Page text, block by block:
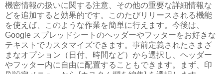
機密情報の扱いに関する注意、その他の重要な詳細情報な
どを追加すると効果的です。このたびリリースされる機能
を使えば、このような作業を簡単に行えます。今後は、
Google スプレッドシートのヘッダーやフッターをお好きな
テキストでカスタマイズできます。事前定義されたさまざ
まなオプション（日付、時間など）から選択し、ヘッダー
やフッター内に自由に配置することもできます。まず、印